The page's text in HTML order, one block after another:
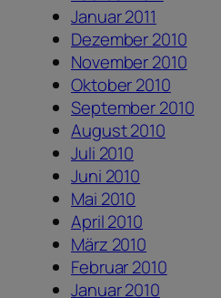
Januar 2011
Dezember 2010
November 2010
Oktober 2010
September 2010
August 2010
Juli 2010
Juni 2010
Mai 2010
April 2010
März 2010
Februar 2010
Januar 2010